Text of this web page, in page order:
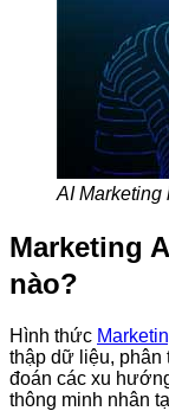
AI Marketing
Marketing
nào?
Hình thức
thập dữ liệu,
đoán các xu
thông minh nhân